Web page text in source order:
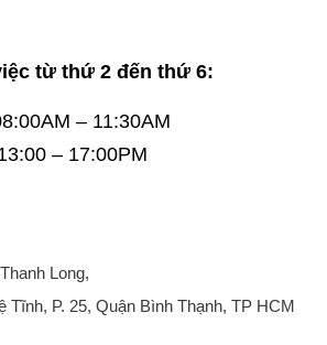
từ thứ 2 đến thứ 6:
– 11:30AM
– 17:00PM
Long,
Tĩnh, P. 25, Quận Bình Thạnh, TP HCM